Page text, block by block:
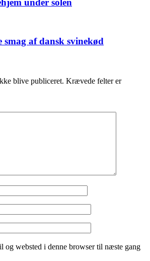
af dansk svinekød
blive publiceret. Krævede felter er
og websted i denne browser til næste gang